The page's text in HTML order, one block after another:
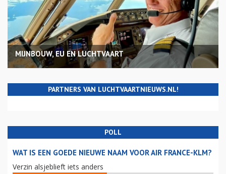
MIJNBOUW, EU EN LUCHTVAART
PARTNERS VAN LUCHTVAARTNIEUWS.NL!
POLL
WAT IS EEN GOEDE NIEUWE NAAM VOOR AIR FRANCE-KLM?
Verzin alsjeblieft iets anders